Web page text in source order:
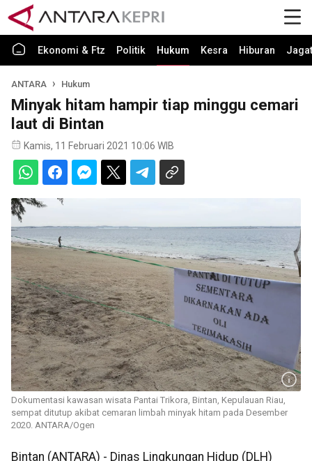
Ekonomi & Ftz Politik Hukum Kesra Hiburan Jagat
ANTARA Hukum
Minyak hitam hampir tiap minggu cemari
laut di Bintan
Kamis, 11 Februari 2021 10:06 WIB
Dokumentasi kawasan wisata Pantai Trikora, Bintan, Kepulauan Riau,
sempat ditutup akibat cemaran limbah minyak hitam pada Desember
2020. ANTARA/Ogen
Bintan (ANTARA) - Dinas Lingkungan Hidup (DLH)